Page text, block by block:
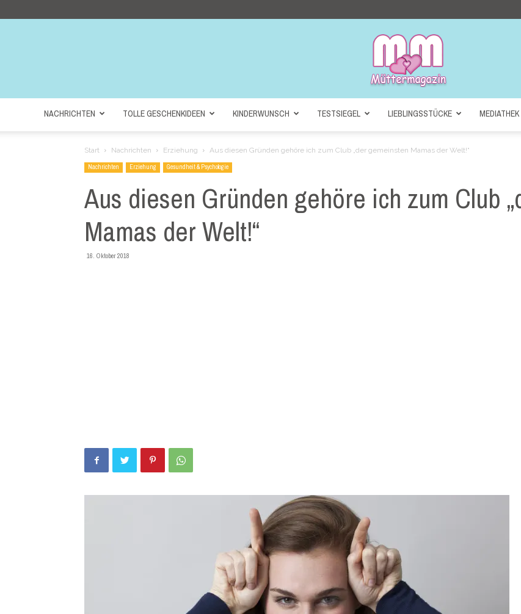
NACHRICHTEN TOLLE GESCHENKIDEEN KINDERWUNSCH TESTSIEGEL LIEBLINGSSTÜCKE MEDIATHEK
Start Nachrichten Erziehung Aus diesen Gründen gehöre ich zum Club „der gemeinsten Mamas der Welt!“
Nachrichten Erziehung Gesundheit & Psychologie
Aus diesen Gründen gehöre ich zum Club
Mamas der Welt!“
16. Oktober 2018